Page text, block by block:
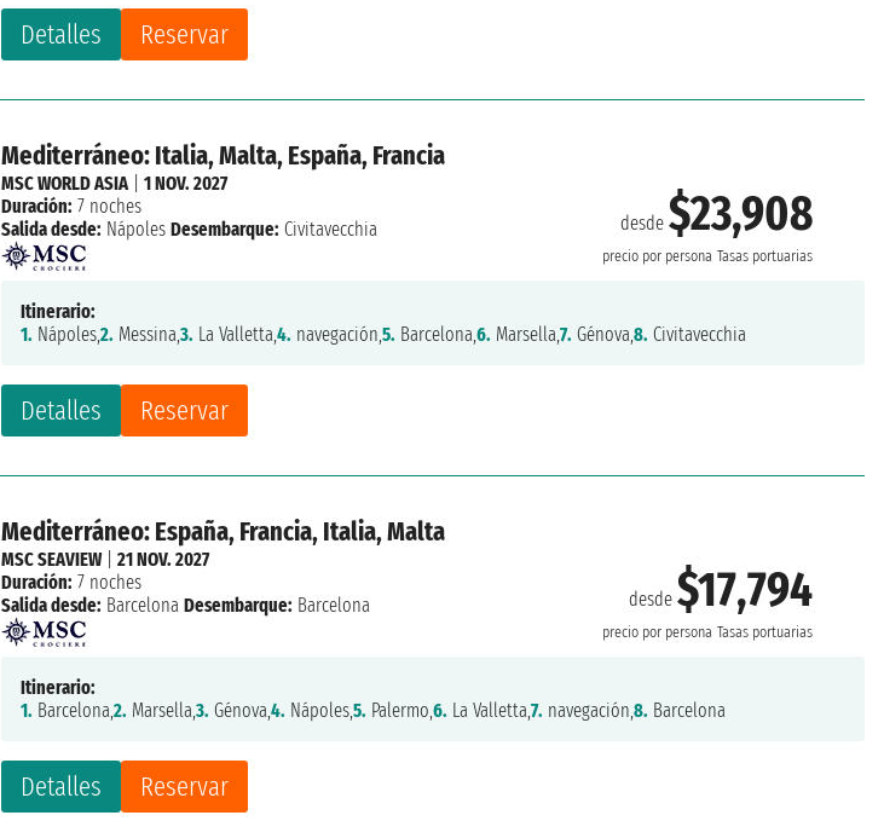
Detalles Reservar
Mediterráneo: Italia, Malta, España, Francia
desde$23,908
precio por persona Tasas portuarias
Detalles Reservar
MSC WORLD ASIA |1 NOV. 2027
Duración: 7 noches
Salida desde: Nápoles Desembarque: Civitavecchia
Itinerario:
1. Nápoles,2. Messina,3. La Valletta,4. navegación,5. Barcelona,6. Marsella,7. Génova,8. Civitavecchia
Mediterráneo: España, Francia, Italia, Malta
desde$17,794
precio por persona Tasas portuarias
Detalles Reservar
MSC SEAVIEW|21 NOV. 2027
Duración: 7 noches
Salida desde: Barcelona Desembarque: Barcelona
Itinerario:
1. Barcelona,2. Marsella,3. Génova,4. Nápoles,5. Palermo,6. La Valletta,7. navegación,8. Barcelona